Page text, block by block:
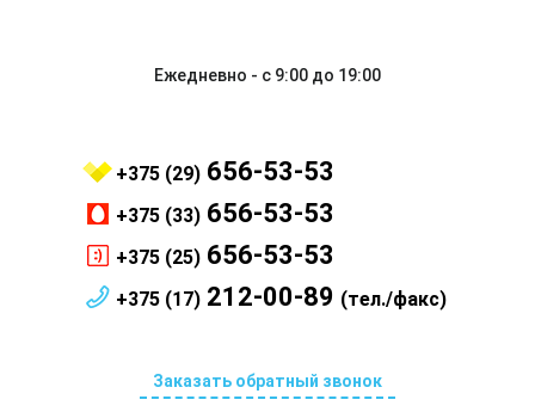
Ежедневно - с 9:00 до 19:00
+375 (29) 656-53-53
+375 (33) 656-53-53
+375 (25) 656-53-53
+375 (17) 212-00-89 (тел./факс)
Заказать обратный звонок